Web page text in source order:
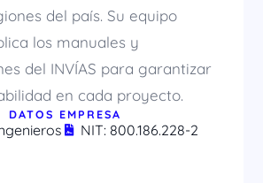
del país. Su equipo
los manuales y
del INVÍAS para garantizar
en cada proyecto.
DATOS EMPRESA
NIT: 800.186.228-2